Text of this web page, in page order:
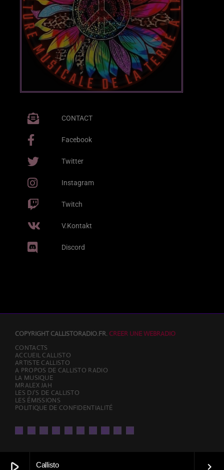
Callisto keyboard_arrow_right
pop electro
Posts
Video stories
Playlist Lune
00:00 - 08:00
08:00 - 10:00
VampireFreaks l’émission
10:00 - 12:00
Yamore (feat. Cesária Evora, Benja
CONTACT
Facebook
Twitter
Instagram
Twitch
V.Kontakt
Discord
COPYRIGHT CALLISTORADIO.FR.CREER UNE WEBRADIO
CONTACTS
ACCUEIL CALLISTO
ARTISTE CALLISTO
A PROPOS DE CALLISTO RADIO
LA MUSIQUE
MRALEX JAH
LES DJ’S DE CALLISTO
LES ÉMISSIONS
POLITIQUE DE CONFIDENTIALITÉ